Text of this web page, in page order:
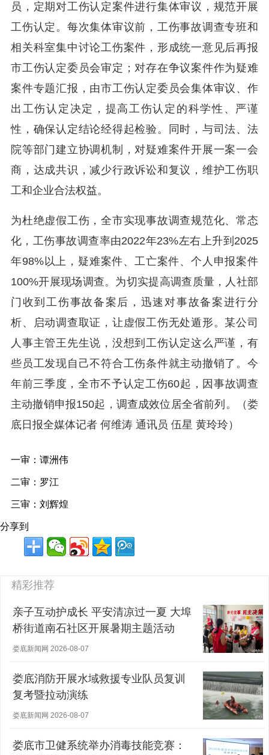
员，定期对工伤认定案件进行集体审议，规范开展
工伤认定。每次集体审议前，工伤事故调查专班和
相关科室集中讨论工伤案件，形成统一意见后再报
市工伤认定委员会审定；对存在争议案件作为疑难
案件专题汇报，由市工伤认定委员会集体审议、作
出工伤认定决定，提高工伤认定的科学性、严谨
性，确保认定结论经得起检验。同时，与司法、法
院等部门建立协调机制，对疑难案件开展一案一会
商，达成共识，减少行政诉讼和复议，维护工伤职
工和企业合法权益。
为杜绝虚假工伤，全市实现事故调查规范化、常态
化，工伤事故调查率由2022年23%左右上升到2025
年98%以上，疑难案件、工亡案件、个人申报案件
100%开展现场调查。为切实提高调查质量，人社部
门收到工伤事故备案后，迅速对事故备案进行分
析、启动调查取证，让虚假工伤无处遁形。某公司
人事主管王先生说，没想到工伤认定这么严谨，有
些员工发现自己不符合工伤条件就主动撤销了。今
年前三季度，全市不予认定工伤60起，因事故调查
主动撤销申报150起，调查成效位居全省前列。（娄
底日报全媒体记者 何维涛 通讯员 伍星 黄玲玲）
一审：谭洲伟
二审：罗江
三审：刘辉煌
分享到
精彩推荐
亲子互动护成长 平安清凉过一夏 大埠
桥街道南石社区开展暑期主题活动
娄底新闻网 2026-08-07
娄底消防开展水域救援专业队员复训
复考暨拉动演练
娄底新闻网 2026-08-07
娄底市卫健系统举办消毒技能竞赛：